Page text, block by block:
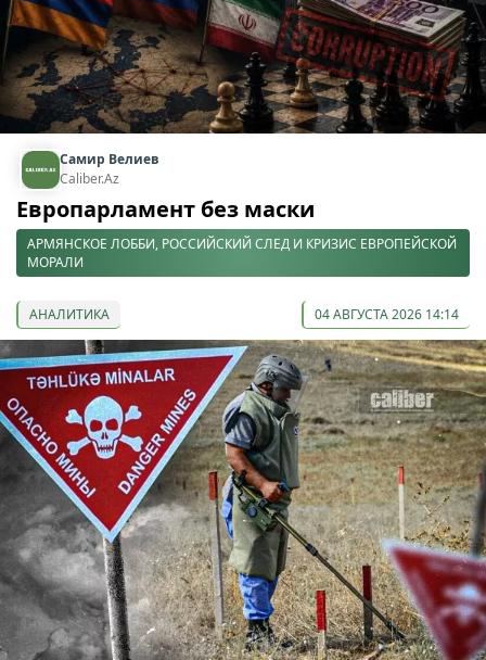
Самир Велиев
Caliber.Az
Европарламент без маски
АРМЯНСКОЕ ЛОББИ, РОССИЙСКИЙ СЛЕД И КРИЗИС ЕВРОПЕЙСКОЙ
МОРАЛИ
АНАЛИТИКА 04 АВГУСТА 2026 14:14